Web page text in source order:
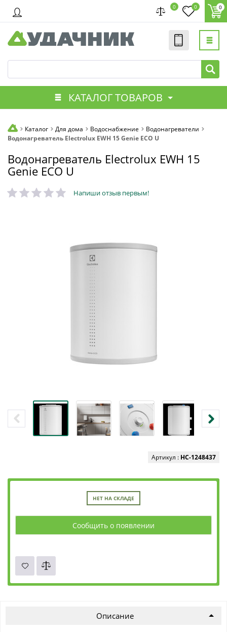
0 0 0
КАТАЛОГ ТОВАРОВ
Каталог Для дома Водоснабжение
Водонагреватели
Водонагреватель Electrolux EWH 15 Genie ECO U
Водонагреватель Electrolux EWH 15
Genie ECO U
Напиши отзыв первым!
Артикул : НС-1248437
НЕТ НА СКЛАДЕ
Сообщить о появлении
Описание